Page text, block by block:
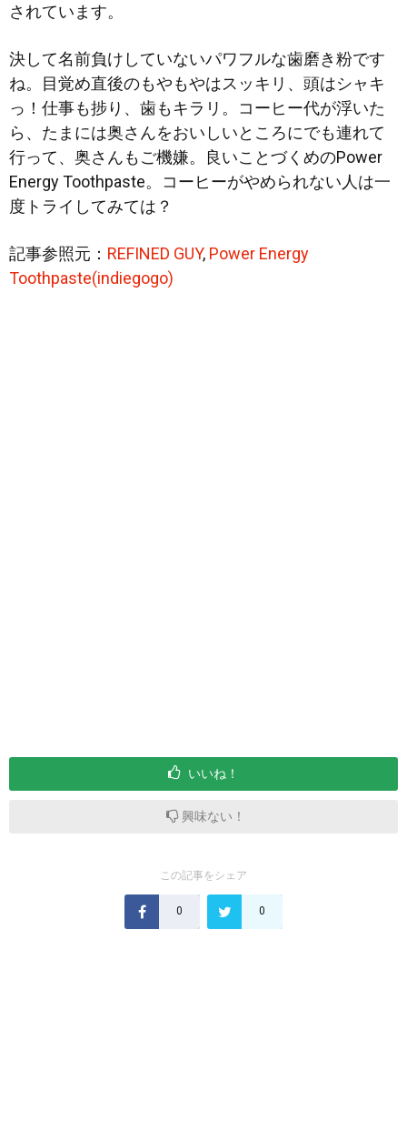
されています。
決して名前負けしていないパワフルな歯磨き粉です
ね。目覚め直後のもやもやはスッキリ、頭はシャキ
っ！仕事も捗り、歯もキラリ。コーヒー代が浮いた
ら、たまには奥さんをおいしいところにでも連れて
行って、奥さんもご機嫌。良いことづくめのPower
Energy Toothpaste。コーヒーがやめられない人は一
度トライしてみては？
記事参照元： REFINED GUY, Power Energy
Toothpaste(indiegogo)
いいね！
興味ない！
この記事をシェア
0 0